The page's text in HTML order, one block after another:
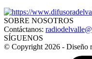
SOBRE NOSOTROS
Contáctanos:
SÍGUENOS
© Copyright 2026 - Diseño